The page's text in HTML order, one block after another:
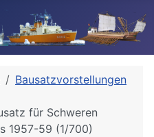
Bausatzvorstellungen
für Schweren
1957-59 (1/700)